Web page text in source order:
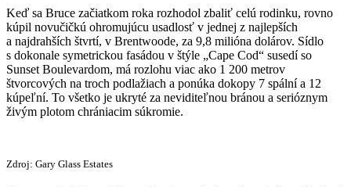
Keď sa Bruce začiatkom roka rozhodol zbaliť celú rodinku, rovno
kúpil novučičkú ohromujúcu usadlosť v jednej z najlepších
a najdrahších štvrtí, v Brentwoode, za 9,8 milióna dolárov. Sídlo
s dokonale symetrickou fasádou v štýle „Cape Cod“ susedí so
Sunset Boulevardom, má rozlohu viac ako 1 200 metrov
štvorcových na troch podlažiach a ponúka dokopy 7 spální a 12
kúpeľní. To všetko je ukryté za neviditeľnou bránou a serióznym
živým plotom chrániacim súkromie.
Zdroj: Gary Glass Estates